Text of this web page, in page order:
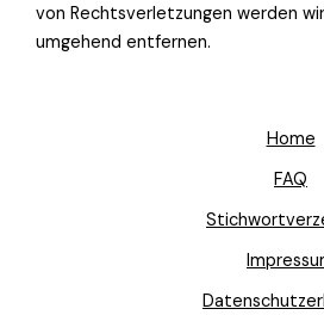
von Rechtsverletzungen werden
umgehend entfernen.
Home
FAQ